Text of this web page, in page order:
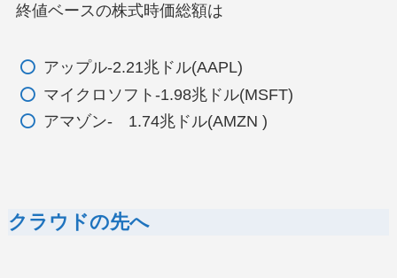
終値ベースの株式時価総額は
アップル-2.21兆ドル(AAPL)
マイクロソフト-1.98兆ドル(MSFT)
アマゾン- 1.74兆ドル(AMZN )
クラウドの先へ